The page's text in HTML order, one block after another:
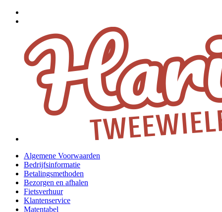
Algemene Voorwaarden
Bedrijfsinformatie
Betalingsmethoden
Bezorgen en afhalen
Fietsverhuur
Klantenservice
Matentabel